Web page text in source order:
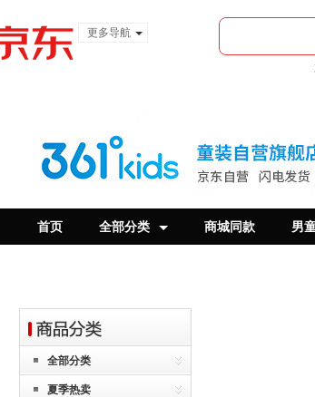
更多导航
首页 全部分类 商城同款 男
全部分类
夏季热卖